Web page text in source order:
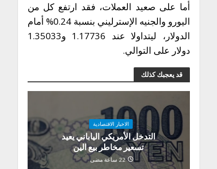
أما على صعيد العملات، فقد ارتفع كل من
اليورو والجنيه الإسترليني بنسبة 0.24% أمام
الدولار، ليتداولا عند 1.17736 و1.35033
دولار على التوالي.
قد يعجبك كذلك
الاخبار الاقتصادية
التدخل الأمريكي الياباني يعيد
تسعير مخاطر بيع الين
22 ساعة مضى